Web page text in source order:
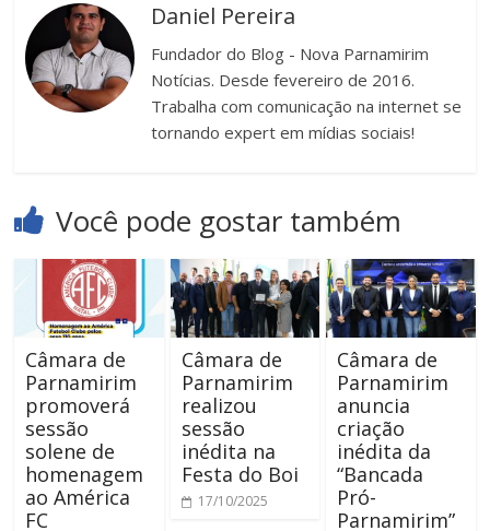
Daniel Pereira
Fundador do Blog - Nova Parnamirim
Notícias. Desde fevereiro de 2016.
Trabalha com comunicação na internet se
tornando expert em mídias sociais!
Você pode gostar também
Câmara de
Parnamirim
promoverá
sessão
solene de
homenagem
ao América
FC
Câmara de
Parnamirim
realizou
sessão
inédita na
Festa do Boi
17/10/2025
Câmara de
Parnamirim
anuncia
criação
inédita da
“Bancada
Pró-
Parnamirim”